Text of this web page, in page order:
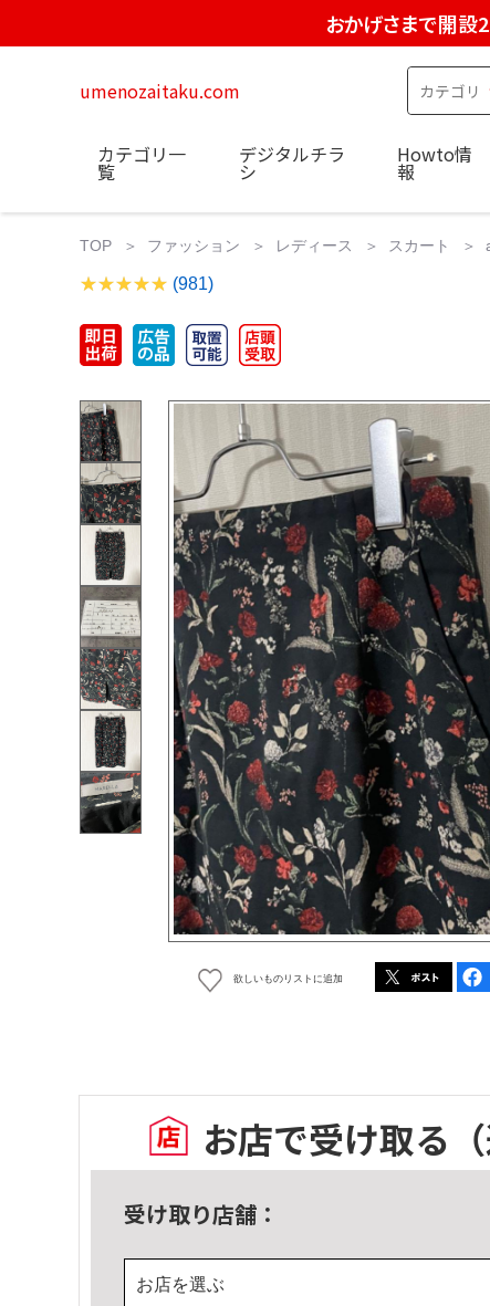
おかげさまで開設
umenozaitaku.com
カテゴリ一
覧
デジタルチラ
シ
Howto情
報
TOP ファッション レディース スカート
(981)
欲しいものリストに追加
お店で受け取る
受け取り店舗：
お店を選ぶ